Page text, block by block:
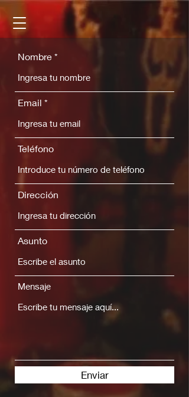
Nombre
Email
Teléfono
Dirección
Asunto
Mensaje
Enviar